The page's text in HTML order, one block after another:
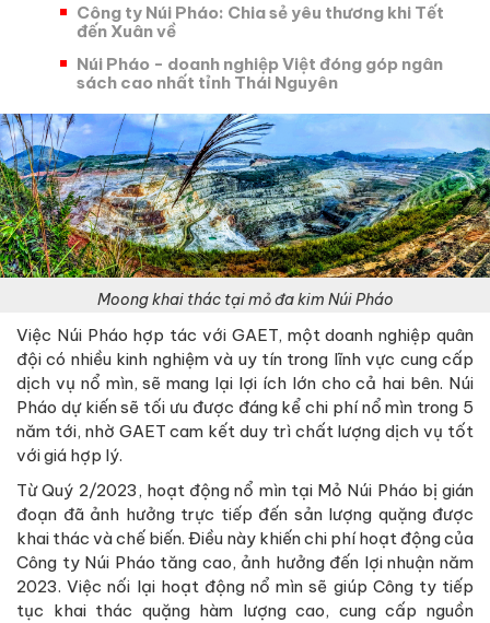
Công ty Núi Pháo: Chia sẻ yêu thương khi Tết
đến Xuân về
Núi Pháo - doanh nghiệp Việt đóng góp ngân
sách cao nhất tỉnh Thái Nguyên
Moong khai thác tại mỏ đa kim Núi Pháo
Việc Núi Pháo hợp tác với GAET, một doanh nghiệp quân
đội có nhiều kinh nghiệm và uy tín trong lĩnh vực cung cấp
dịch vụ nổ mìn, sẽ mang lại lợi ích lớn cho cả hai bên. Núi
Pháo dự kiến sẽ tối ưu được đáng kể chi phí nổ mìn trong 5
năm tới, nhờ GAET cam kết duy trì chất lượng dịch vụ tốt
với giá hợp lý.
Từ Quý 2/2023, hoạt động nổ mìn tại Mỏ Núi Pháo bị gián
đoạn đã ảnh hưởng trực tiếp đến sản lượng quặng được
khai thác và chế biến. Điều này khiến chi phí hoạt động của
Công ty Núi Pháo tăng cao, ảnh hưởng đến lợi nhuận năm
2023. Việc nối lại hoạt động nổ mìn sẽ giúp Công ty tiếp
tục khai thác quặng hàm lượng cao, cung cấp nguồn